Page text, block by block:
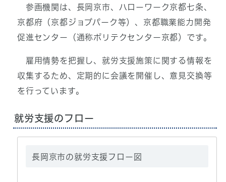
参画機関は、長岡京市、ハローワーク京都七条、
京都府（京都ジョブパーク等）、京都職業能力開発
促進センター（通称ポリテクセンター京都）です。
雇用情勢を把握し、就労支援施策に関する情報を
収集するため、定期的に会議を開催し、意見交換等
を行っています。
就労支援のフロー
長岡京市の就労支援フロー図